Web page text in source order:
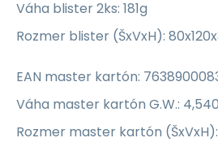
Váha blister 2ks: 181g
Rozmer blister (ŠxVxH):
EAN master kartón:
Váha master kartón G.W.:
Rozmer master kartón